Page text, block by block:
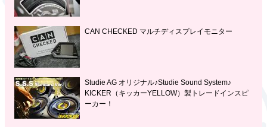
CAN CHECKED マルチディスプレイモニター
Studie AG オリジナル♪Studie Sound System♪
KICKER（キッカーYELLOW）製トレードインスピ
ーカー！